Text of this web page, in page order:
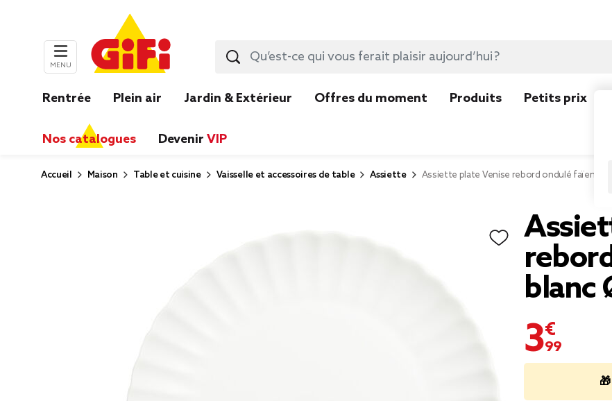
MENU
Rentrée Plein air Jardin & Extérieur Offres du moment Produits Petits prix
Nos catalogues Devenir VIP
Accueil Maison Table et cuisine Vaisselle et accessoires de table Assiette Assiette plate Venise rebord ondulé faïence
blanc
3,99 €